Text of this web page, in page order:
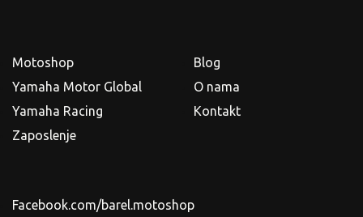
Motoshop
Yamaha Motor Global
Yamaha Racing
Zaposlenje
Blog
O nama
Kontakt
Facebook.com/barel.motoshop